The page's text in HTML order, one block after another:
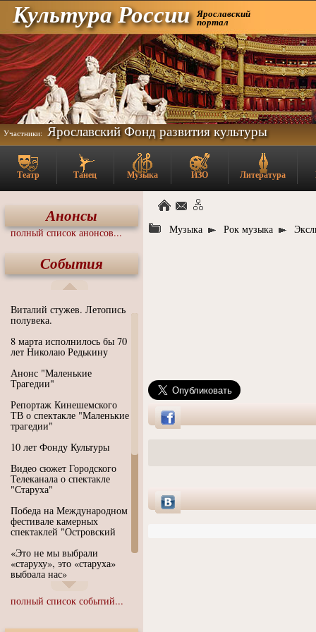
Культура России Ярославский
портал
Участники: Ярославский Фонд развития культуры
Театр Танец Музыка ИЗО Литература
Анонсы
полный список анонсов...
События
Виталий стужев. Летопись
полувека.
8 марта исполнилось бы 70
лет Николаю Редькину
Анонс "Маленькие
Трагедии"
Репортаж Кинешемского
ТВ о спектакле "Маленькие
трагедии"
10 лет Фонду Культуры
Видео сюжет Городского
Телеканала о спектакле
"Старуха"
Победа на Международном
фестивале камерных
спектаклей "Островский
«Это не мы выбрали
«старуху», это «старуха»
выбрала нас»
Иммерсивный спектакль
"Язык чистого полета
полный список событий...
Музыка Рок музыка